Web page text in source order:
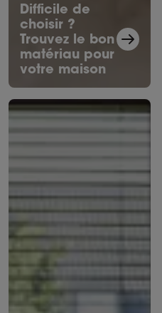
Difficile de
choisir ?
Trouvez le bon
matériau pour
votre maison